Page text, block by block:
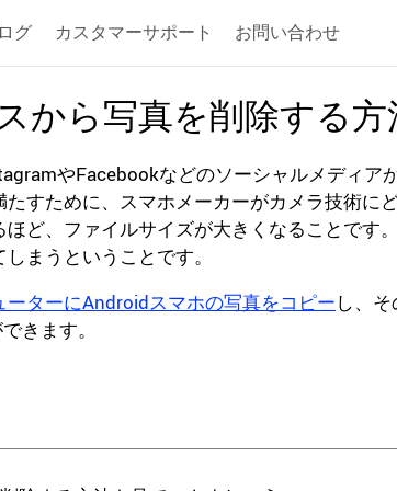
グ カスタマーサポート お問い合わせ
から写真を削除する方
やFacebookなどのソーシャルメディ
すために、スマホメーカーがカメラ技術
ど、ファイルサイズが大きくなることで
まうということです。
ーターにAndroidスマホの写真をコピーし、
きます。